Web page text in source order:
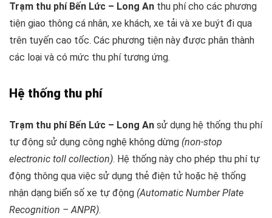
Trạm thu phí Bến Lức – Long An thu phí cho các phương
tiện giao thông cá nhân, xe khách, xe tải và xe buýt đi qua
trên tuyến cao tốc. Các phương tiện này được phân thành
các loại và có mức thu phí tương ứng.
Hệ thống thu phí
Trạm thu phí Bến Lức – Long An sử dụng hệ thống thu phí
tự động sử dụng công nghệ không dừng (non-stop
electronic toll collection). Hệ thống này cho phép thu phí tự
động thông qua việc sử dụng thẻ điện tử hoặc hệ thống
nhận dạng biển số xe tự động (Automatic Number Plate
Recognition – ANPR).